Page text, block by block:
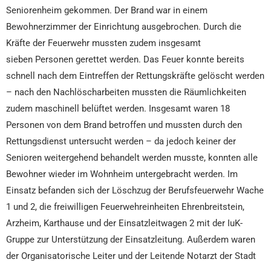
Seniorenheim gekommen. Der Brand war in einem
Bewohnerzimmer der Einrichtung ausgebrochen. Durch die
Kräfte der Feuerwehr mussten zudem insgesamt
sieben Personen gerettet werden. Das Feuer konnte bereits
schnell nach dem Eintreffen der Rettungskräfte gelöscht werden
– nach den Nachlöscharbeiten mussten die Räumlichkeiten
zudem maschinell belüftet werden. Insgesamt waren 18
Personen von dem Brand betroffen und mussten durch den
Rettungsdienst untersucht werden – da jedoch keiner der
Senioren weitergehend behandelt werden musste, konnten alle
Bewohner wieder im Wohnheim untergebracht werden. Im
Einsatz befanden sich der Löschzug der Berufsfeuerwehr Wache
1 und 2, die freiwilligen Feuerwehreinheiten Ehrenbreitstein,
Arzheim, Karthause und der Einsatzleitwagen 2 mit der IuK-
Gruppe zur Unterstützung der Einsatzleitung. Außerdem waren
der Organisatorische Leiter und der Leitende Notarzt der Stadt